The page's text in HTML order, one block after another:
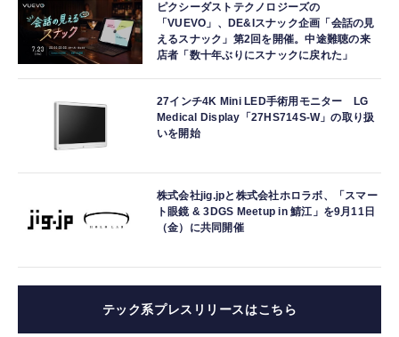
ピクシーダストテクノロジーズの
「VUEVO」、DE&Iスナック企画「会話の見
えるスナック」第2回を開催。中途難聴の来
店者「数十年ぶりにスナックに戻れた」
27インチ4K Mini LED手術用モニター LG
Medical Display「27HS714S-W」の取り扱
いを開始
株式会社jig.jpと株式会社ホロラボ、「スマー
ト眼鏡 & 3DGS Meetup in 鯖江」を9月11日
（金）に共同開催
テック系プレスリリースはこちら